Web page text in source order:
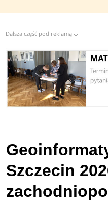
Dalsza część pod reklamą
Szczecin